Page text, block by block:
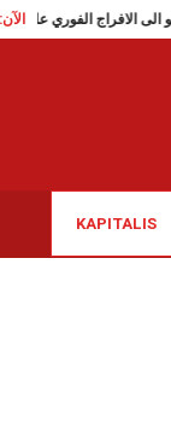
الآن: تقاطع تدعو الى
KAPITALIS